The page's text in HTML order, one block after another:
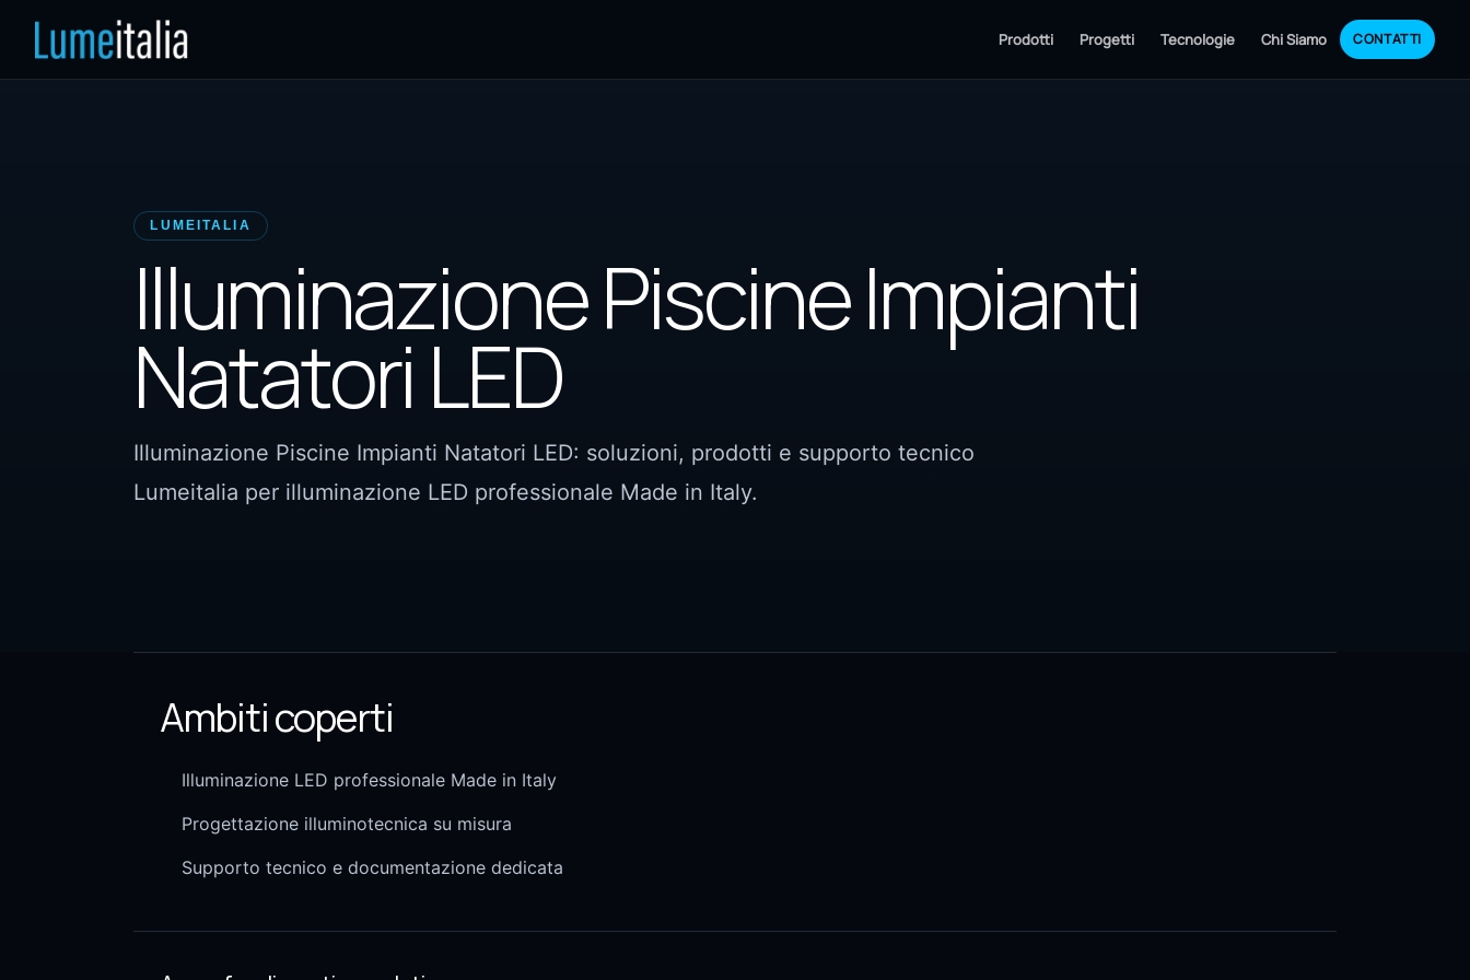
Prodotti Progetti Tecnologie Chi Siamo CONTATTI
LUMEITALIA
Illuminazione Piscine Impianti
Natatori LED
Illuminazione Piscine Impianti Natatori LED: soluzioni, prodotti e supporto tecnico
Lumeitalia per illuminazione LED professionale Made in Italy.
Ambiti coperti
Illuminazione LED professionale Made in Italy
Progettazione illuminotecnica su misura
Supporto tecnico e documentazione dedicata